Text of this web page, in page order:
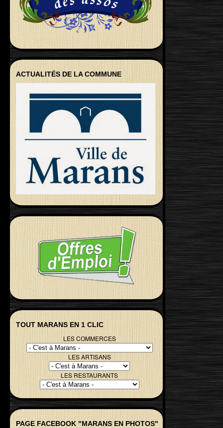
ACTUALITÉS DE LA COMMUNE
TOUT MARANS EN 1 CLIC
LES COMMERCES
LES ARTISANS
LES RESTAURANTS
PAGE FACEBOOK "MARANS EN PHOTOS"